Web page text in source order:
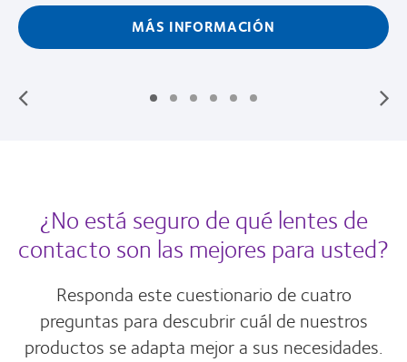
MÁS INFORMACIÓN
¿No está seguro de qué lentes de
contacto son las mejores para usted?
Responda este cuestionario de cuatro
preguntas para descubrir cuál de nuestros
productos se adapta mejor a sus necesidades.